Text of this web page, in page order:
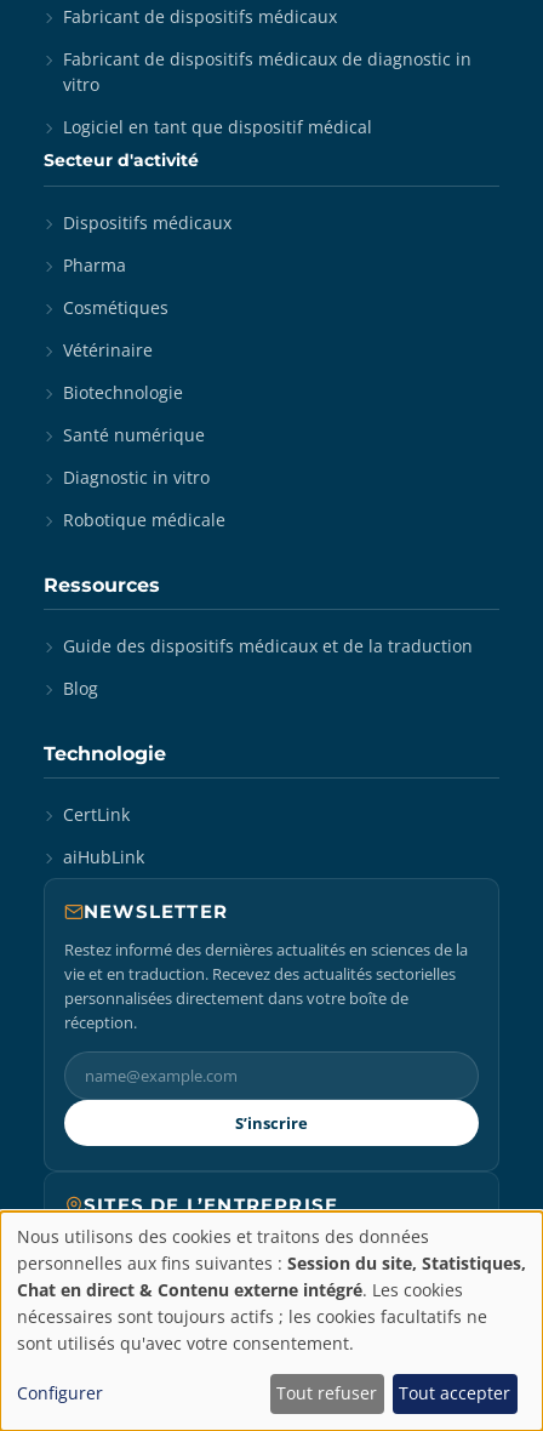
Fabricant de dispositifs médicaux
Fabricant de dispositifs médicaux de diagnostic in
vitro
Logiciel en tant que dispositif médical
Secteur d'activité
Dispositifs médicaux
Pharma
Cosmétiques
Vétérinaire
Biotechnologie
Santé numérique
Diagnostic in vitro
Robotique médicale
Ressources
Guide des dispositifs médicaux et de la traduction
Blog
Technologie
CertLink
aiHubLink
NEWSLETTER
Restez informé des dernières actualités en sciences de la
vie et en traduction. Recevez des actualités sectorielles
personnalisées directement dans votre boîte de
réception.
S’inscrire
SITES DE L’ENTREPRISE
MADRID
+34 91 198 14 01
Castellana Business Center
C/ Paseo de la Castellana 40, 8th floor,
PARIS
Paramètres
de
confidentialité
Nous utilisons des cookies et traitons des données
personnelles aux fins suivantes : Session du site, Statistiques,
Chat en direct & Contenu externe intégré. Les cookies
nécessaires sont toujours actifs ; les cookies facultatifs ne
sont utilisés qu'avec votre consentement.
Configurer Tout refuser Tout accepter